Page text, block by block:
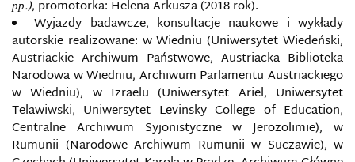
рр.), promotorka: Helena Arkusza (2018 rok).
Wyjazdy badawcze, konsultacje naukowe i wykłady
autorskie realizowane: w Wiedniu (Uniwersytet Wiedeński,
Austriackie Archiwum Państwowe, Austriacka Biblioteka
Narodowa w Wiedniu, Archiwum Parlamentu Austriackiego
w Wiedniu), w Izraelu (Uniwersytet Ariel, Uniwersytet
Telawiwski, Uniwersytet Levinsky College of Education,
Centralne Archiwum Syjonistyczne w Jerozolimie), w
Rumunii (Narodowe Archiwum Rumunii w Suczawie), w